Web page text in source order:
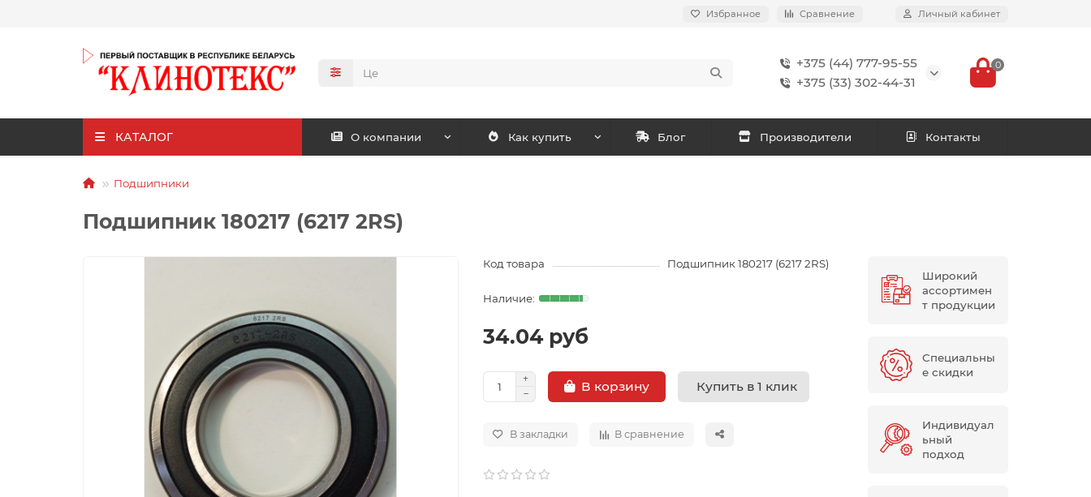
Избранное Сравнение Личный кабинет
+375 (44) 777-95-55
+375 (33) 302-44-31
0
КАТАЛОГ О компании Как купить Блог Производители Контакты
Подшипники
Подшипник 180217 (6217 2RS)
Код товара Подшипник 180217 (6217 2RS)
34.04 руб
В корзину Купить в 1 клик
В закладки В сравнение
Широкий
ассортимен
т продукции
Специальны
е скидки
Индивидуал
ьный
подход